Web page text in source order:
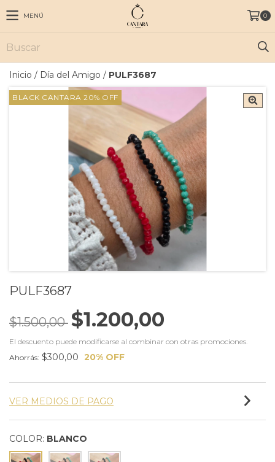
MENÚ 0
Inicio / Día del Amigo / PULF3687
BLACK CANTARA 20% OFF
PULF3687
$1.500,00 $1.200,00
El descuento puede modificarse al combinar con otras promociones.
Ahorrás: $300,00 20% OFF
VER MEDIOS DE PAGO
COLOR: BLANCO